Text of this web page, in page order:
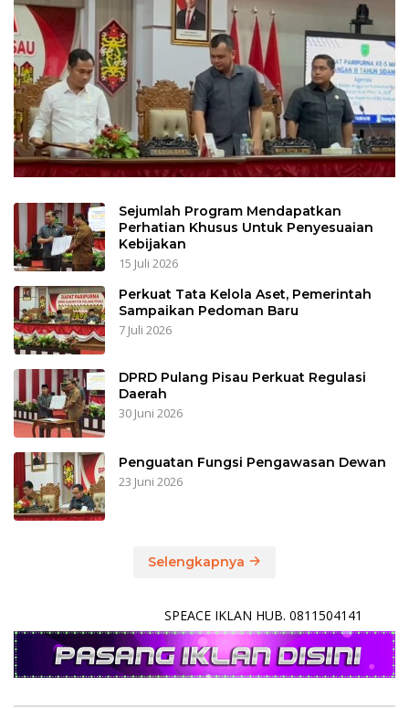
Sejumlah Program Mendapatkan
Perhatian Khusus Untuk Penyesuaian
Kebijakan
15 Juli 2026
Perkuat Tata Kelola Aset, Pemerintah
Sampaikan Pedoman Baru
7 Juli 2026
DPRD Pulang Pisau Perkuat Regulasi
Daerah
30 Juni 2026
Penguatan Fungsi Pengawasan Dewan
23 Juni 2026
Selengkapnya
SPEACE IKLAN HUB. 0811504141